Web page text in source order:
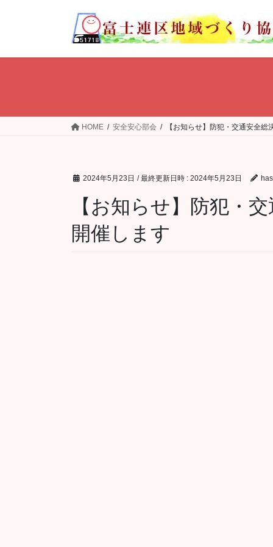
HOME 安全安心部会 【お知らせ】防犯・交通安全
2024年5月23日 / 最終更新日時 : 2024年5月23日
【お知らせ】防犯・
開催します